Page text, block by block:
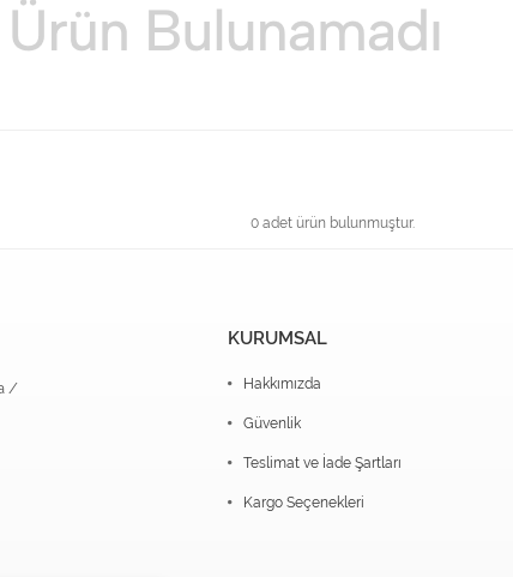
0 adet ürün bulunmuştur.
/
KURUMSAL
Hakkımızda
Güvenlik
Teslimat ve İade Şartları
Kargo Seçenekleri